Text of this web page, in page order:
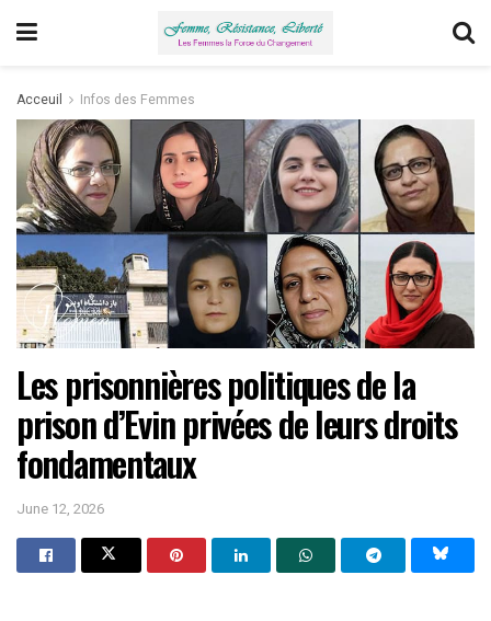
Acceuil Infos des Femmes
Les prisonnières politiques de la
prison d’Evin privées de leurs droits
fondamentaux
June 12, 2026